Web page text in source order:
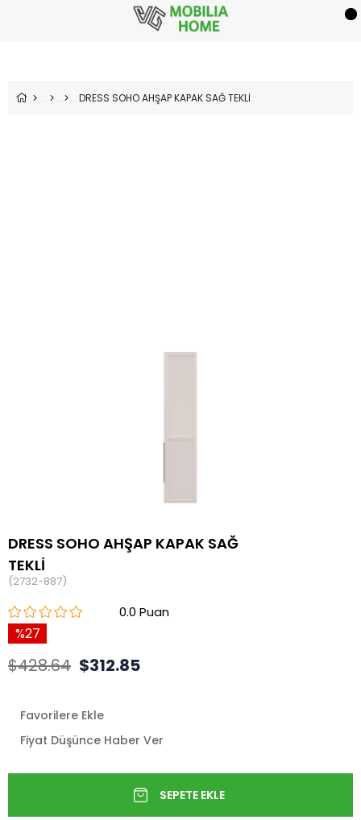
DRESS SOHO AHŞAP KAPAK SAĞ TEKLİ
DRESS SOHO AHŞAP KAPAK SAĞ
TEKLİ
(2732-887)
0.0
27
$428.64 $312.85
Favorilere Ekle
Fiyat Düşünce Haber Ver